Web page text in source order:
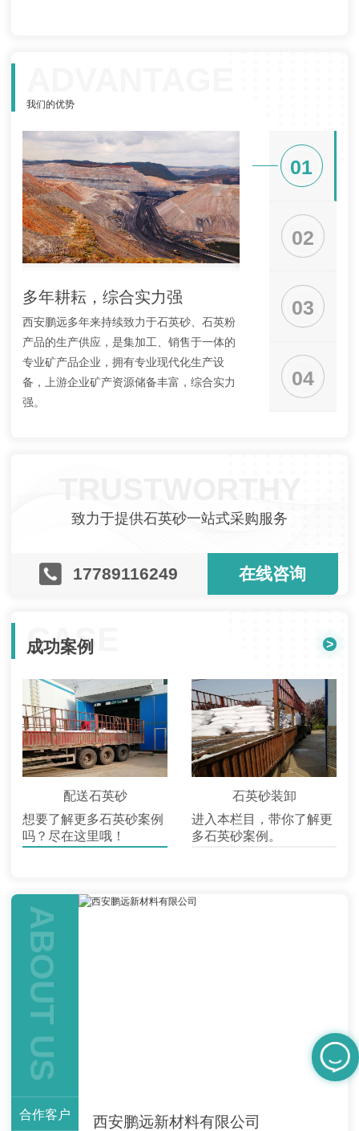
我们的优势
01
02
03
04
多年耕耘，综合实力强
西安鹏远多年来持续致力于石英砂、石英粉
产品的生产供应，是集加工、销售于一体的
专业矿产品企业，拥有专业现代化生产设
备，上游企业矿产资源储备丰富，综合实力
强。
工艺成熟，品质
拥有专业加工技术人
出厂全流程进行严格
品质量妥协，只以纯
稳定的好产品回报客户
致力于提供石英砂一站式采购服务
17789116249 在线咨询
CASE
成功案例 >
配送石英砂
想要了解更多石英砂案例
吗？尽在这里哦！
石英砂装卸
进入本栏目，带你了解更
多石英砂案例。
ABOUT US
合作客户 西安鹏远新材料有限公司